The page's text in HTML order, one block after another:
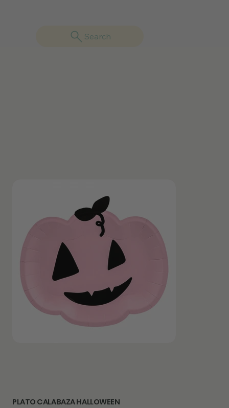
Search
PLATO CALABAZA HALLOWEEN